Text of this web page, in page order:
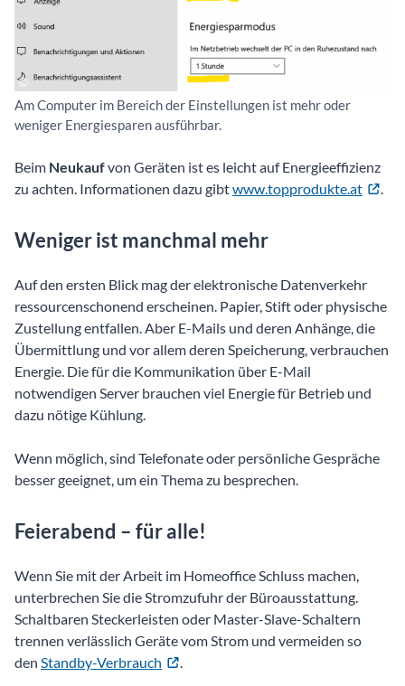
Am Computer im Bereich der Einstellungen ist mehr oder
weniger Energiesparen ausführbar.
Beim Neukaufvon Geräten ist es leicht auf Energieeffizienz
zu achten. Informationen dazu gibtwww.topprodukte.at .
Weniger ist manchmal mehr
Auf den ersten Blick mag der elektronische Datenverkehr
ressourcenschonend erscheinen. Papier, Stift oder physische
Zustellung entfallen. Aber E-Mails und deren Anhänge, die
Übermittlung und vor allem deren Speicherung, verbrauchen
Energie. Die für die Kommunikation über E-Mail
notwendigen Server brauchen viel Energie für Betrieb und
dazu nötige Kühlung.
Wenn möglich, sind Telefonate oder persönliche Gespräche
besser geeignet, um ein Thema zu besprechen.
Feierabend – für alle!
Wenn Sie mit der Arbeit im Homeoffice Schluss machen,
unterbrechen Sie die Stromzufuhr der Büroausstattung.
Schaltbaren Steckerleisten oder Master-Slave-Schaltern
trennen verlässlich Geräte vom Strom und vermeiden so
den Standby-Verbrauch .